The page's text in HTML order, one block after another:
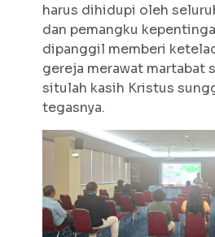
harus dihidupi oleh
dan pemangku
dipanggil memberi
gereja merawat martabat
situlah kasih Kristus
tegasnya.